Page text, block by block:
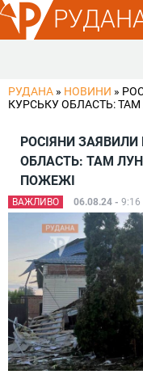
РУДАНА » НОВИНИ »
КУРСЬКУ ОБЛАСТЬ:
РОСІЯНИ
ОБЛАСТЬ: ТАМ
ПОЖЕЖІ
ВАЖЛИВО 06.08.24 - 9:16